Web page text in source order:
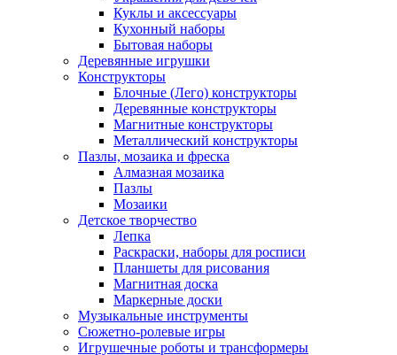
Куклы и аксессуары
Кухонный наборы
Бытовая наборы
Деревянные игрушки
Конструкторы
Блочные (Лего) конструкторы
Деревянные конструкторы
Магнитные конструкторы
Металлический конструкторы
Пазлы, мозаика и фреска
Алмазная мозаика
Пазлы
Мозаики
Детское творчество
Лепка
Раскраски, наборы для росписи
Планшеты для рисования
Магнитная доска
Маркерные доски
Музыкальные инструменты
Сюжетно-ролевые игры
Игрушечные роботы и трансформеры